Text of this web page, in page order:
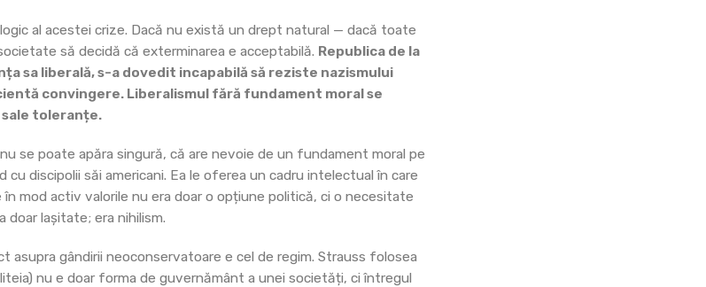
al acestei crize. Dacă nu există un drept natural — dacă toate
să decidă că exterminarea e acceptabilă. Republica de la
sa liberală, s-a dovedit incapabilă să reziste nazismului
convingere. Liberalismul fără fundament moral se
toleranțe.
se poate apăra singură, că are nevoie de un fundament moral pe
discipolii săi americani. Ea le oferea un cadru intelectual în care
mod activ valorile nu era doar o opțiune politică, ci o necesitate
doar lașitate; era nihilism.
asupra gândirii neoconservatoare e cel de regim. Strauss folosea
nu e doar forma de guvernământ a unei societăți, ci întregul